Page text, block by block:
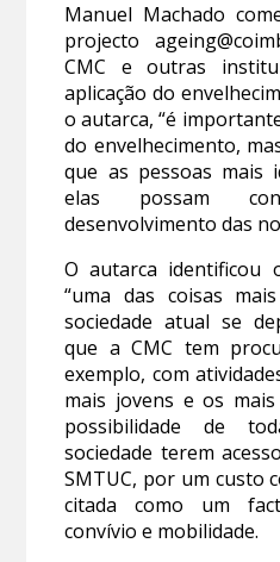
Manuel Machado
projecto
CMC e outras
aplicação do
o autarca, “é
do envelhecimento,
que as pessoas mais
elas possam
desenvolvimento das
O autarca identificou
“uma das coisas
sociedade atual se
que a CMC tem
exemplo, com
mais jovens e os
possibilidade de
sociedade terem
SMTUC, por um custo
citada como um
convívio e mobilidade.